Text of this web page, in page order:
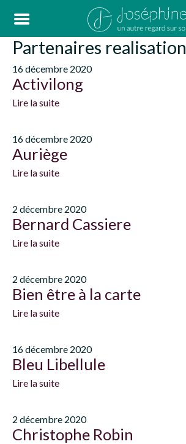
Partenaires realisation
16 décembre 2020
Activilong
Lire la suite
16 décembre 2020
Auriège
Lire la suite
2 décembre 2020
Bernard Cassiere
Lire la suite
2 décembre 2020
Bien être à la carte
Lire la suite
16 décembre 2020
Bleu Libellule
Lire la suite
2 décembre 2020
Christophe Robin